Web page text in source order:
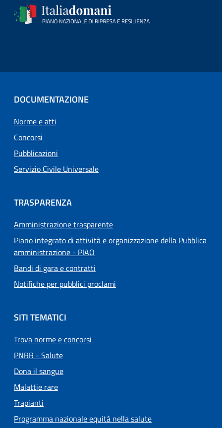
DOCUMENTAZIONE
Norme e atti
Concorsi
Pubblicazioni
Servizio Civile Universale
TRASPARENZA
Amministrazione trasparente
Piano integrato di attività e organizzazione della Pubblica
amministrazione - PIAO
Bandi di gara e contratti
Notifiche per pubblici proclami
SITI TEMATICI
Trova norme e concorsi
PNRR - Salute
Dona il sangue
Malattie rare
Trapianti
Programma nazionale equità nella salute